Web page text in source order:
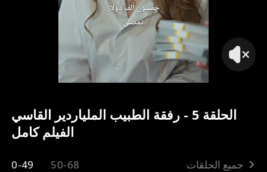
خمسون ألف دولار
تفضلي
الحلقة 5 - رفقة الطبيب الملياردير القاسي
الفيلم كامل
0-49 50-68 جميع الحلقات